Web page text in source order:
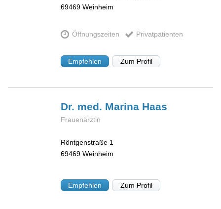
69469 Weinheim
Öffnungszeiten Privatpatienten
Empfehlen Zum Profil
Dr. med. Marina Haas
Frauenärztin
Röntgenstraße 1
69469 Weinheim
Empfehlen Zum Profil